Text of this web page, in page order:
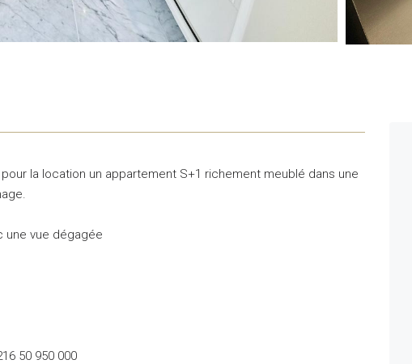
la location un appartement S+1 richement meublé dans une
une vue dégagée
50 950 000